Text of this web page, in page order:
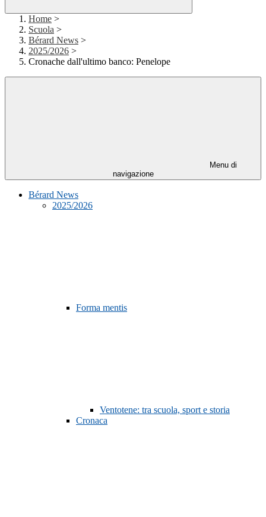
Home >
Scuola >
Bérard News >
2025/2026 >
Cronache dall'ultimo banco: Penelope
Menu di
navigazione
Bérard News
2025/2026
Forma mentis
Ventotene: tra scuola, sport e storia
Cronaca